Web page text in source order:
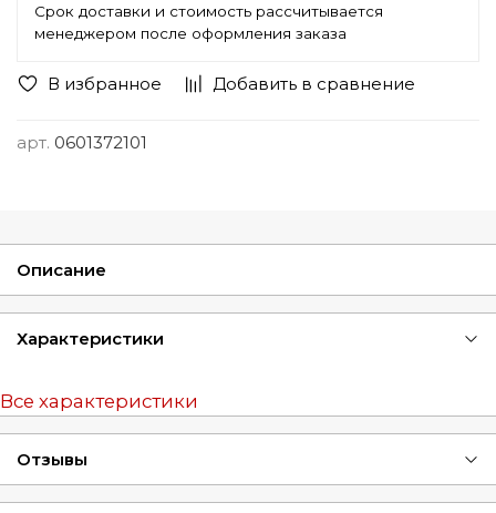
В избранное Добавить в сравнение
арт. 0601372101
Срок доставки и стоимость рассчитывается
менеджером после оформления заказа
Описание
Характеристики
Все характеристики
Отзывы